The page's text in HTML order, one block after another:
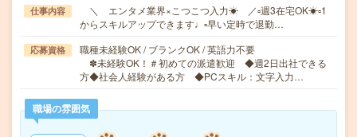
仕事内容
＼ エンタメ業界×こつこつ入力☀ ／▫週3在宅OK☀▫1
からスキルアップできます♩▫早い定時で退勤…
応募資格
職種未経験OK / ブランクOK / 英語力不要
✽未経験OK！＃初めての派遣歓迎 ◆週2日出社できる
方◆社会人経験がある方 ◆PCスキル：文字入力…
職場の雰囲気